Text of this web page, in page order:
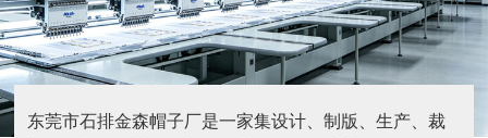
东莞市石排金森帽子厂是一家集设计、制版、生产、裁